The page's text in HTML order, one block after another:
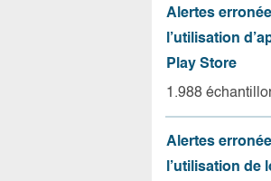
Alertes
l’utilisation
Play Store
1.988
Alertes
l’utilisation